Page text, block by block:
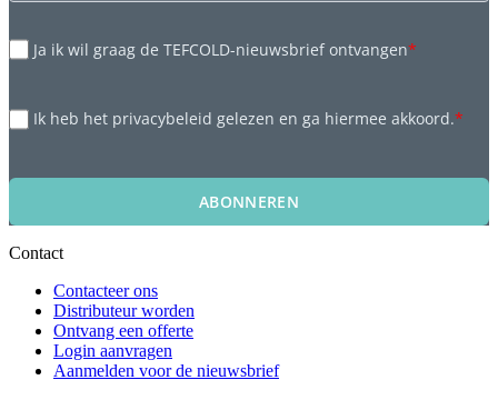
Ja ik wil graag de TEFCOLD-nieuwsbrief ontvangen*
Ik heb het privacybeleid gelezen en ga hiermee akkoord.*
ABONNEREN
Contact
Contacteer ons
Distributeur worden
Ontvang een offerte
Login aanvragen
Aanmelden voor de nieuwsbrief